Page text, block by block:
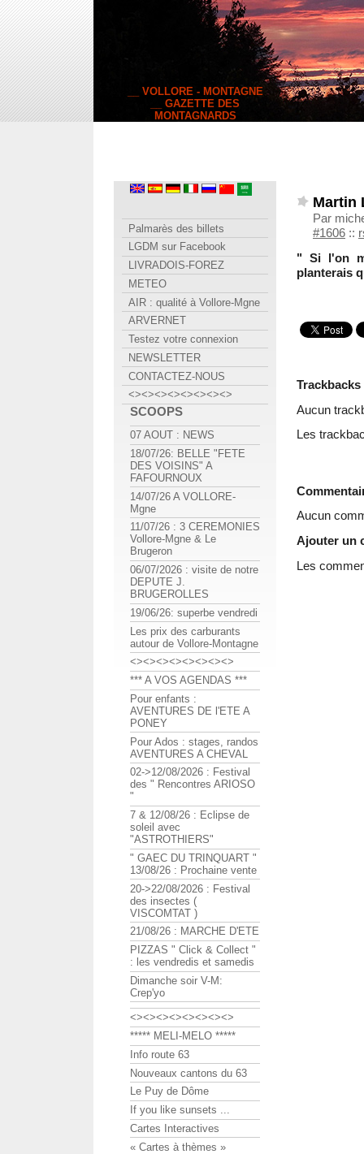
__ VOLLORE - MONTAGNE
__ GAZETTE DES
MONTAGNARDS
Martin
Par
#1606 ::
" Si l'on
planterais
Trackbacks
Aucun
Les
Aucun
Ajouter un
Les
Palmarès des billets
LGDM sur Facebook
LIVRADOIS-FOREZ
METEO
AIR : qualité à Vollore-Mgne
ARVERNET
Testez votre connexion
NEWSLETTER
CONTACTEZ-NOUS
<><><><><><><><>
SCOOPS
07 AOUT : NEWS
18/07/26: BELLE "FETE
DES VOISINS" A
FAFOURNOUX
14/07/26 A VOLLORE-
Mgne
11/07/26 : 3 CEREMONIES
Vollore-Mgne & Le
Brugeron
06/07/2026 : visite de notre
DEPUTE J.
BRUGEROLLES
19/06/26: superbe vendredi
Les prix des carburants
autour de Vollore-Montagne
<><><><><><><><>
*** A VOS AGENDAS ***
Pour enfants :
AVENTURES DE l'ETE A
PONEY
Pour Ados : stages, randos
AVENTURES A CHEVAL
02->12/08/2026 : Festival
des " Rencontres ARIOSO
"
7 & 12/08/26 : Eclipse de
soleil avec
"ASTROTHIERS"
" GAEC DU TRINQUART "
13/08/26 : Prochaine vente
20->22/08/2026 : Festival
des insectes (
VISCOMTAT )
21/08/26 : MARCHE D'ETE
PIZZAS " Click & Collect "
: les vendredis et samedis
Dimanche soir V-M:
Crep'yo
<><><><><><><><>
***** MELI-MELO *****
Info route 63
Nouveaux cantons du 63
Le Puy de Dôme
If you like sunsets ...
Cartes Interactives
« Cartes à thèmes »